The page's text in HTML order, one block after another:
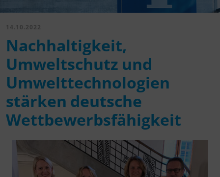
14.10.2022
Nachhaltigkeit,
Umweltschutz und
Umwelttechnologien
stärken deutsche
Wettbewerbsfähigkeit